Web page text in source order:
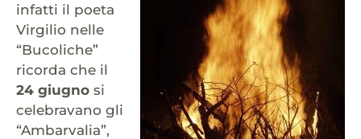
infatti il poeta
Virgilio nelle
“Bucoliche”
ricorda che il
24 giugno si
celebravano gli
“Ambarvalia”,